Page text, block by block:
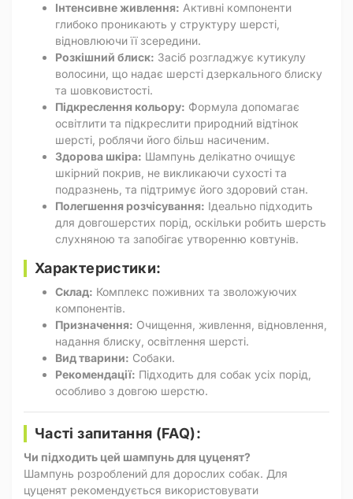
Інтенсивне живлення: Активні компоненти
глибоко проникають у структуру шерсті,
відновлюючи її зсередини.
Розкішний блиск: Засіб розгладжує кутикулу
волосини, що надає шерсті дзеркального блиску
та шовковистості.
Підкреслення кольору: Формула допомагає
освітлити та підкреслити природний відтінок
шерсті, роблячи його більш насиченим.
Здорова шкіра: Шампунь делікатно очищує
шкірний покрив, не викликаючи сухості та
подразнень, та підтримує його здоровий стан.
Полегшення розчісування: Ідеально підходить
для довгошерстих порід, оскільки робить шерсть
слухняною та запобігає утворенню ковтунів.
Характеристики:
Склад: Комплекс поживних та зволожуючих
компонентів.
Призначення: Очищення, живлення, відновлення,
надання блиску, освітлення шерсті.
Вид тварини: Собаки.
Рекомендації: Підходить для собак усіх порід,
особливо з довгою шерстю.
Часті запитання (FAQ):
Чи підходить цей шампунь для цуценят?
Шампунь розроблений для дорослих собак. Для
цуценят рекомендується використовувати